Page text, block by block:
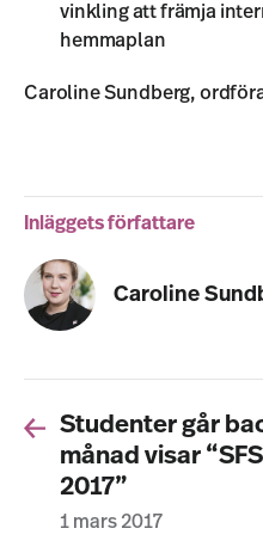
vinkling att främja
hemmaplan
Caroline Sundberg,
Inläggets författare
Caroline
Studenter går
månad visar
2017”
1 mars 2017